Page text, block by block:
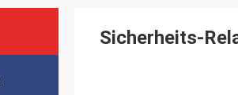
Sicherheits-